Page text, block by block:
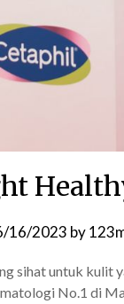
16/2023 by
sihat untuk kulit
No.1 di